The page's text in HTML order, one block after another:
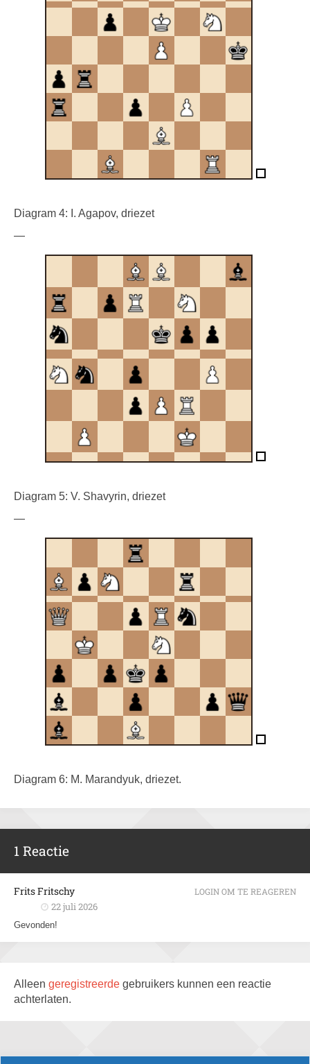
Diagram 4: I. Agapov, driezet
—
Diagram 5: V. Shavyrin, driezet
—
Diagram 6: M. Marandyuk, driezet.
1 Reactie
Frits Fritschy
22 juli 2026
Gevonden!
LOGIN OM TE REAGEREN
Alleen geregistreerde gebruikers kunnen een reactie
achterlaten.